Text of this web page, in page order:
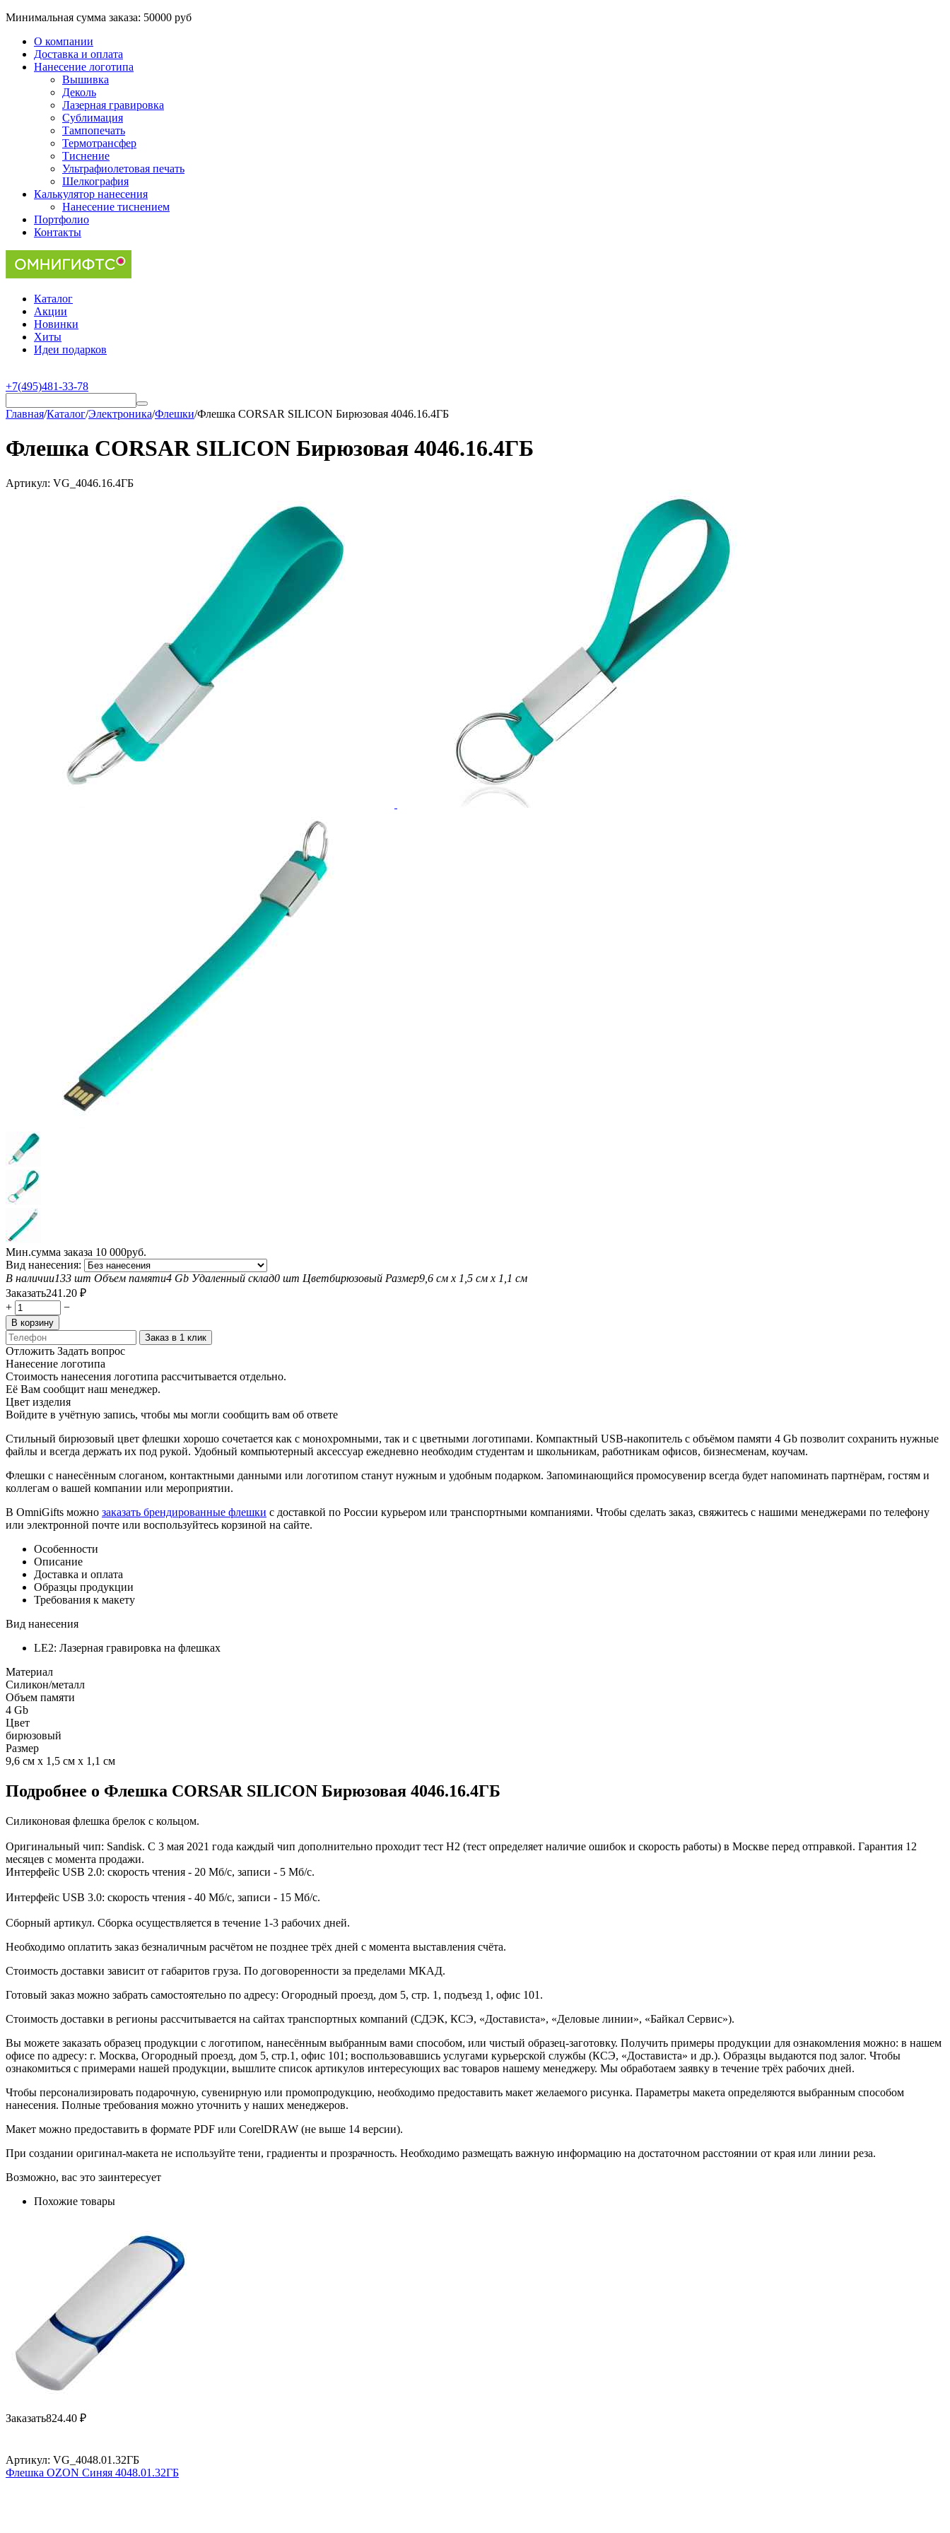
Минимальная сумма заказа: 50000 руб
О компании
Доставка и оплата
Нанесение логотипа
Вышивка
Деколь
Лазерная гравировка
Сублимация
Тампопечать
Термотрансфер
Тиснение
Ультрафиолетовая печать
Шелкография
Калькулятор нанесения
Нанесение тиснением
Портфолио
Контакты
Каталог
Акции
Новинки
Хиты
Идеи подарков
+7(495)481-33-78
Главная/Каталог/Электроника/Флешки/Флешка CORSAR SILICON Бирюзовая 4046.16.4ГБ
Флешка CORSAR SILICON Бирюзовая 4046.16.4ГБ
Артикул: VG_4046.16.4ГБ
Мин.сумма заказа 10 000руб.
Вид нанесения:
В наличии133 шт Объем памяти4 Gb Удаленный склад0 шт Цветбирюзовый Размер9,6 см х 1,5 см х 1,1 см
Заказать241.20 ₽
+
−
В корзину
Заказ в 1 клик
Отложить Задать вопрос
Нанесение логотипа
Стоимость нанесения логотипа рассчитывается отдельно.
Её Вам сообщит наш менеджер.
Цвет изделия
Войдите в учётную запись, чтобы мы могли сообщить вам об ответе
Стильный бирюзовый цвет флешки хорошо сочетается как с монохромными, так и с цветными логотипами. Компактный USB-накопитель с объёмом памяти 4 Gb позволит сохранить нужные
файлы и всегда держать их под рукой. Удобный компьютерный аксессуар ежедневно необходим студентам и школьникам, работникам офисов, бизнесменам, коучам.
Флешки с нанесённым слоганом, контактными данными или логотипом станут нужным и удобным подарком. Запоминающийся промосувенир всегда будет напоминать партнёрам, гостям и
коллегам о вашей компании или мероприятии.
В OmniGifts можно заказать брендированные флешки с доставкой по России курьером или транспортными компаниями. Чтобы сделать заказ, свяжитесь с нашими менеджерами по телефону
или электронной почте или воспользуйтесь корзиной на сайте.
Особенности
Описание
Доставка и оплата
Образцы продукции
Требования к макету
Вид нанесения
LE2: Лазерная гравировка на флешках
Материал
Силикон/металл
Объем памяти
4 Gb
Цвет
бирюзовый
Размер
9,6 см х 1,5 см х 1,1 см
Подробнее о Флешка CORSAR SILICON Бирюзовая 4046.16.4ГБ
Силиконовая флешка брелок с кольцом.
Оригинальный чип: Sandisk. С 3 мая 2021 года каждый чип дополнительно проходит тест H2 (тест определяет наличие ошибок и скорость работы) в Москве перед отправкой. Гарантия 12
месяцев с момента продажи.
Интерфейс USB 2.0: скорость чтения - 20 Мб/с, записи - 5 Мб/с.
Интерфейс USB 3.0: скорость чтения - 40 Мб/с, записи - 15 Мб/с.
Сборный артикул. Сборка осуществляется в течение 1-3 рабочих дней.
Необходимо оплатить заказ безналичным расчётом не позднее трёх дней с момента выставления счёта.
Стоимость доставки зависит от габаритов груза. По договоренности за пределами МКАД.
Готовый заказ можно забрать самостоятельно по адресу: Огородный проезд, дом 5, стр. 1, подъезд 1, офис 101.
Стоимость доставки в регионы рассчитывается на сайтах транспортных компаний (СДЭК, КСЭ, «Достависта», «Деловые линии», «Байкал Сервис»).
Вы можете заказать образец продукции с логотипом, нанесённым выбранным вами способом, или чистый образец-заготовку. Получить примеры продукции для ознакомления можно: в нашем
офисе по адресу: г. Москва, Огородный проезд, дом 5, стр.1, офис 101; воспользовавшись услугами курьерской службы (КСЭ, «Достависта» и др.). Образцы выдаются под залог. Чтобы
ознакомиться с примерами нашей продукции, вышлите список артикулов интересующих вас товаров нашему менеджеру. Мы обработаем заявку в течение трёх рабочих дней.
Чтобы персонализировать подарочную, сувенирную или промопродукцию, необходимо предоставить макет желаемого рисунка. Параметры макета определяются выбранным способом
нанесения. Полные требования можно уточнить у наших менеджеров.
Макет можно предоставить в формате PDF или CorelDRAW (не выше 14 версии).
При создании оригинал-макета не используйте тени, градиенты и прозрачность. Необходимо размещать важную информацию на достаточном расстоянии от края или линии реза.
Возможно, вас это заинтересует
Похожие товары
Заказать824.40 ₽
Артикул: VG_4048.01.32ГБ
Флешка OZON Синяя 4048.01.32ГБ